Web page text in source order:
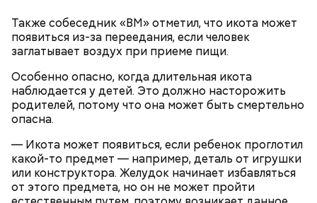
Также собеседник «ВМ» отметил, что икота может
появиться из-за переедания, если человек
заглатывает воздух при приеме пищи.
Особенно опасно, когда длительная икота
наблюдается у детей. Это должно насторожить
родителей, потому что она может быть смертельно
опасна.
— Икота может появиться, если ребенок проглотил
какой-то предмет — например, деталь от игрушки
или конструктора. Желудок начинает избавляться
от этого предмета, но он не может пройти
с сахарным диабетом;
лишним весом.